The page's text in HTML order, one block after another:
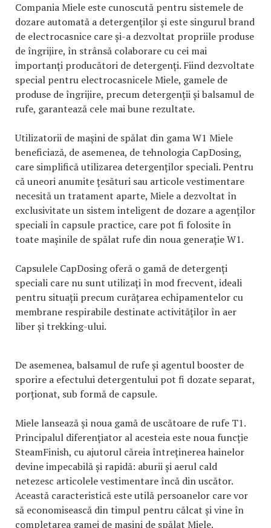
Compania Miele este cunoscută pentru sistemele de
dozare automată a detergenților și este singurul brand
de electrocasnice care și-a dezvoltat propriile produse
de îngrijire, în strânsă colaborare cu cei mai
importanți producători de detergenți. Fiind dezvoltate
special pentru electrocasnicele Miele, gamele de
produse de îngrijire, precum detergenții și balsamul de
rufe, garantează cele mai bune rezultate.
Utilizatorii de mașini de spălat din gama W1 Miele
beneficiază, de asemenea, de tehnologia CapDosing,
care simplifică utilizarea detergenților speciali. Pentru
că uneori anumite țesături sau articole vestimentare
necesită un tratament aparte, Miele a dezvoltat în
exclusivitate un sistem inteligent de dozare a agenților
speciali în capsule practice, care pot fi folosite în
toate mașinile de spălat rufe din noua generație W1.
Capsulele CapDosing oferă o gamă de detergenți
speciali care nu sunt utilizați în mod frecvent, ideali
pentru situații precum curățarea echipamentelor cu
membrane respirabile destinate activităților în aer
liber și trekking-ului.
De asemenea, balsamul de rufe și agentul booster de
sporire a efectului detergentului pot fi dozate separat,
porționat, sub formă de capsule.
Miele lansează și noua gamă de uscătoare de rufe T1.
Principalul diferențiator al acesteia este noua funcție
SteamFinish, cu ajutorul căreia întreținerea hainelor
devine impecabilă și rapidă: aburii și aerul cald
netezesc articolele vestimentare încă din uscător.
Această caracteristică este utilă persoanelor care vor
să economisească din timpul pentru călcat și vine în
completarea gamei de mașini de spălat Miele.